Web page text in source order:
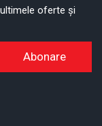
oferte și
Abonare